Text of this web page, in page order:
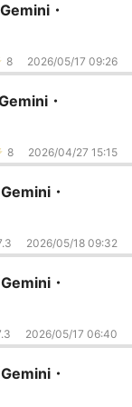
・
8 2026/05/17 09:26
・
8 2026/04/27 15:15
・
2026/05/18 09:32
・
2026/05/17 06:40
・